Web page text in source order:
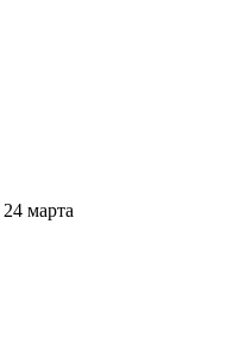
24 марта